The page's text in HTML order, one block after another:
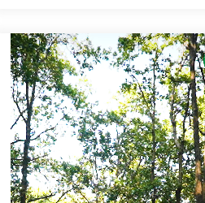
Thought Of The Day 16 May
May 16, 2022
Thought Of The Day 12 May
May 12, 2022